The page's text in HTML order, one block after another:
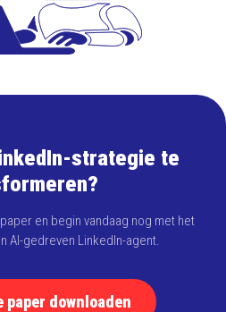
strategie te
en begin vandaag nog met het
AI-gedreven LinkedIn-agent.
paper downloaden